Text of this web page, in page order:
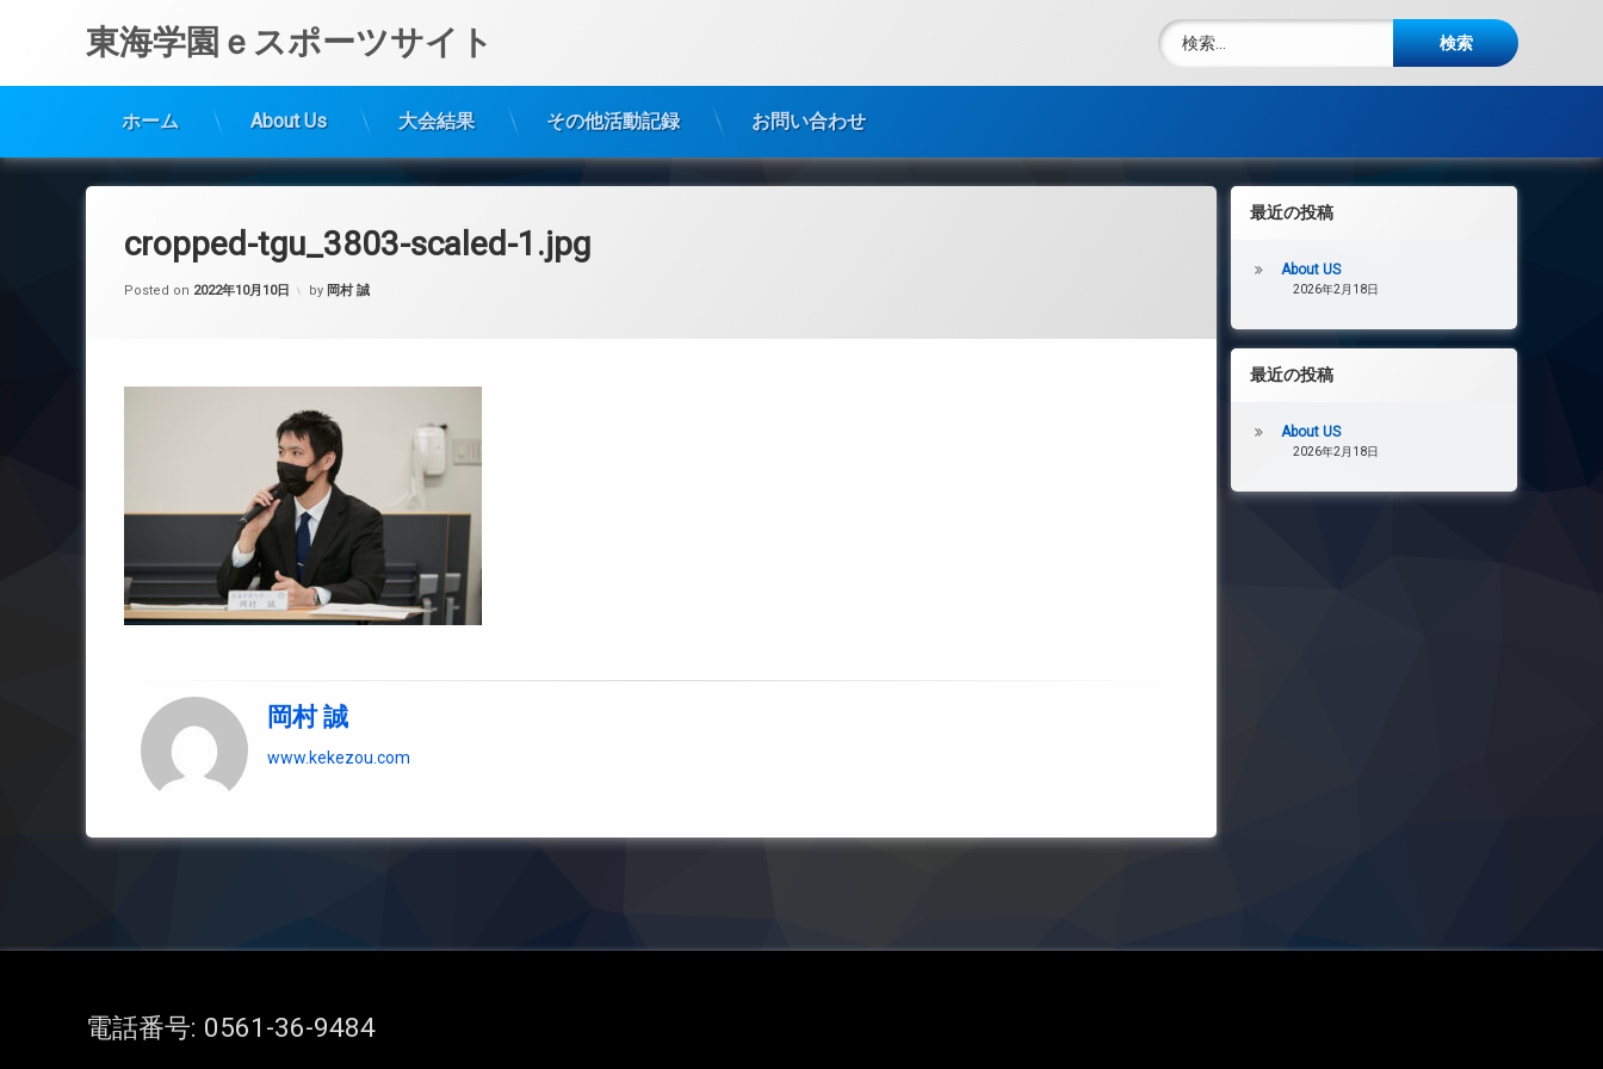
コ
東海学園ｅスポーツサイト 検索:
ホーム About Us 大会結果 その他活動記録 お問い合わせ
cropped-tgu_3803-scaled-1.jpg
Posted on 2022年10月10日 by 岡村 誠
岡村 誠
www.kekezou.com
最近の投稿
About US
2026年2月18日
最近の投稿
About US
2026年2月18日
電話番号: 0561-36-9484